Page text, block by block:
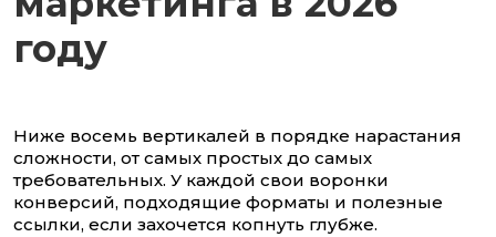
году
Ниже восемь вертикалей в порядке нарастания
сложности, от самых простых до самых
требовательных. У каждой свои воронки
конверсий, подходящие форматы и полезные
ссылки, если захочется копнуть глубже.